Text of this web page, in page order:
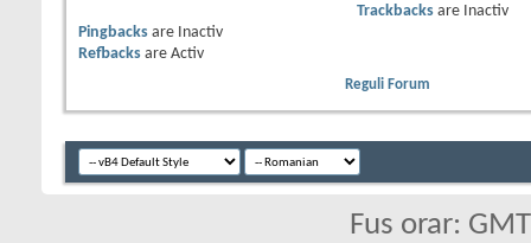
Trackbacksare
Inactiv
Pingbacks are
Inactiv
Refbacks are Activ
Reguli Forum
Fus orar: